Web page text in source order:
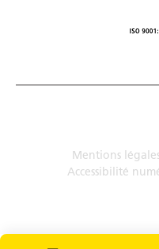
Mentions
Accessibilité